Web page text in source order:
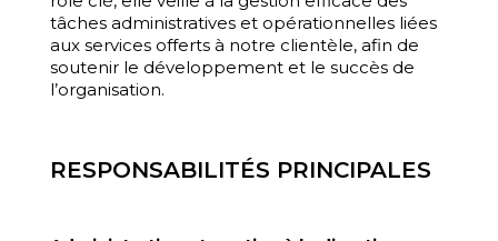
tâches administratives et opérationnelles liées
aux services offerts à notre clientèle, afin de
soutenir le développement et le succès de
l’organisation.
RESPONSABILITÉS PRINCIPALES